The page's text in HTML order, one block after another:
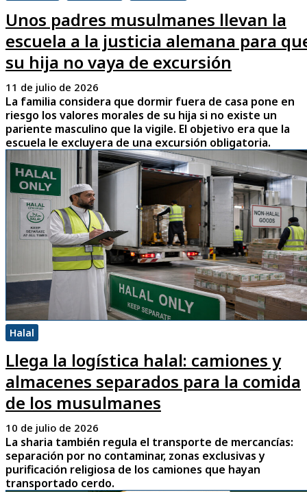
Unos padres musulmanes llevan la
escuela a la justicia alemana para
su hija no vaya de excursión
11 de julio de 2026
La familia considera que dormir fuera de casa pone en
riesgo los valores morales de su hija si no existe un
pariente masculino que la vigile. El objetivo era que la
escuela le excluyera de una excursión obligatoria.
Halal
Llega la logística halal: camiones y
almacenes separados para la comida
de los musulmanes
10 de julio de 2026
La sharia también regula el transporte de mercancías:
separación por no contaminar, zonas exclusivas y
purificación religiosa de los camiones que hayan
transportado cerdo.